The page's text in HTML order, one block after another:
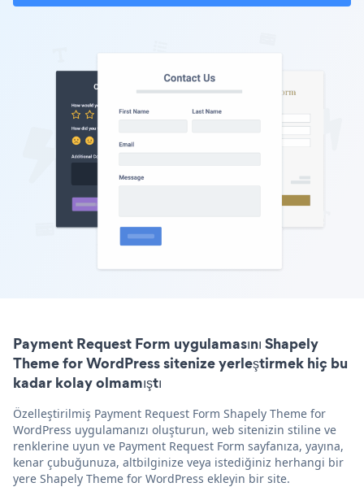
Payment Request Form uygulamasını Shapely
Theme for WordPress sitenize yerleştirmek hiç bu
kadar kolay olmamıştı
Özelleştirilmiş Payment Request Form Shapely Theme for
WordPress uygulamanızı oluşturun, web sitenizin stiline ve
renklerine uyun ve Payment Request Form sayfanıza, yayına,
kenar çubuğunuza, altbilginize veya istediğiniz herhangi bir
yere Shapely Theme for WordPress ekleyin bir site.